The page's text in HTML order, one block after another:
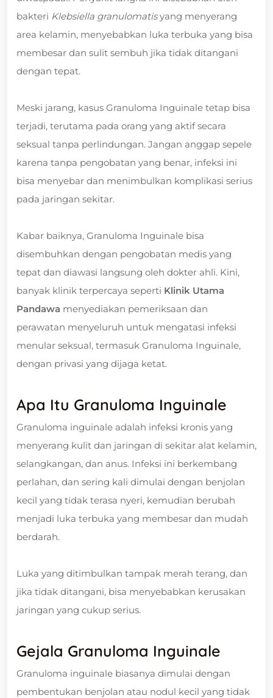
bakteri Klebsiella granulomatisyang menyerang
area kelamin, menyebabkan luka terbuka yang bisa
membesar dan sulit sembuh jika tidak ditangani
dengan tepat.
Meski jarang, kasus Granuloma Inguinale tetap bisa
terjadi, terutama pada orang yang aktif secara
seksual tanpa perlindungan. Jangan anggap sepele
karena tanpa pengobatan yang benar, infeksi ini
bisa menyebar dan menimbulkan komplikasi serius
pada jaringan sekitar.
Kabar baiknya, Granuloma Inguinale bisa
disembuhkan dengan pengobatan medis yang
tepat dan diawasi langsung oleh dokter ahli. Kini,
banyak klinik terpercaya seperti Klinik Utama
Pandawa menyediakan pemeriksaan dan
perawatan menyeluruh untuk mengatasi infeksi
menular seksual, termasuk Granuloma Inguinale,
dengan privasi yang dijaga ketat.
Apa Itu Granuloma Inguinale
Granuloma inguinale adalah infeksi kronis yang
menyerang kulit dan jaringan di sekitar alat kelamin,
selangkangan, dan anus. Infeksi ini berkembang
perlahan, dan sering kali dimulai dengan benjolan
kecil yang tidak terasa nyeri, kemudian berubah
menjadi luka terbuka yang membesar dan mudah
berdarah.
Luka yang ditimbulkan tampak merah terang, dan
jika tidak ditangani, bisa menyebabkan kerusakan
jaringan yang cukup serius.
Gejala Granuloma Inguinale
Granuloma inguinale biasanya dimulai dengan
pembentukan benjolan atau nodul kecil yang tidak